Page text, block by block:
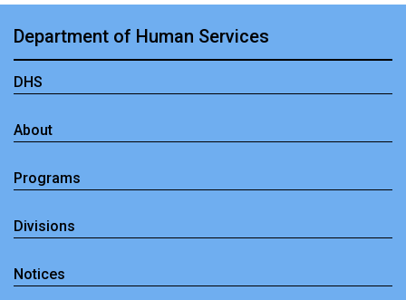
Department of Human Services
DHS
About
Programs
Divisions
Notices